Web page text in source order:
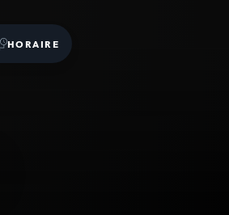
HORAIRE